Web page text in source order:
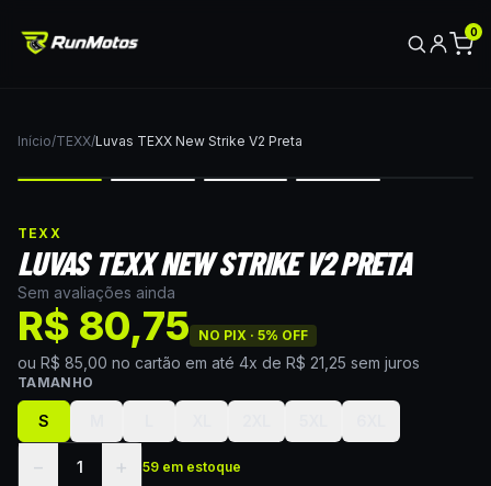
0
Início/TEXX/Luvas TEXX New Strike V2 Preta
TEXX
LUVAS TEXX NEW STRIKE V2 PRETA
Sem avaliações ainda
R$ 80,75 NO PIX · 5% OFF
ou R$ 85,00 no cartão em até 4x de R$ 21,25 sem juros
TAMANHO
S
− 1 + 59 em estoque